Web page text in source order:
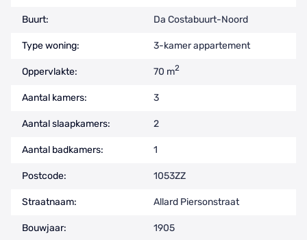
Buurt: Da Costabuurt-Noord
Type woning: 3-kamer appartement
Oppervlakte: 70 m2
Aantal kamers: 3
Aantal slaapkamers: 2
Aantal badkamers: 1
Postcode: 1053ZZ
Straatnaam: Allard Piersonstraat
Bouwjaar: 1905